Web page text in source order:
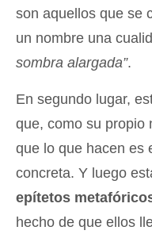
son aquellos que se
un nombre una
sombra alargada”.
En segundo lugar,
que, como su propio
que lo que hacen es
concreta. Y luego
epítetos
hecho de que ellos